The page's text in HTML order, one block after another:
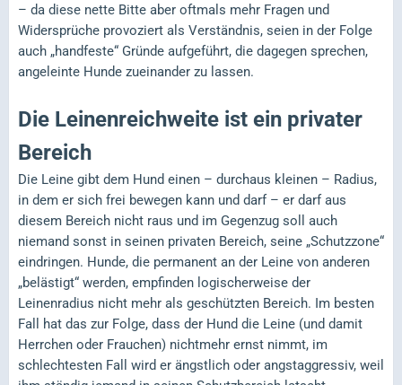
– da diese nette Bitte aber oftmals mehr Fragen und
Widersprüche provoziert als Verständnis, seien in der Folge
auch „handfeste“ Gründe aufgeführt, die dagegen sprechen,
angeleinte Hunde zueinander zu lassen.
Die Leinenreichweite ist ein privater
Bereich
Die Leine gibt dem Hund einen – durchaus kleinen – Radius,
in dem er sich frei bewegen kann und darf – er darf aus
diesem Bereich nicht raus und im Gegenzug soll auch
niemand sonst in seinen privaten Bereich, seine „Schutzzone“
eindringen. Hunde, die permanent an der Leine von anderen
„belästigt“ werden, empfinden logischerweise der
Leinenradius nicht mehr als geschützten Bereich. Im besten
Fall hat das zur Folge, dass der Hund die Leine (und damit
Herrchen oder Frauchen) nichtmehr ernst nimmt, im
schlechtesten Fall wird er ängstlich oder angstaggressiv, weil